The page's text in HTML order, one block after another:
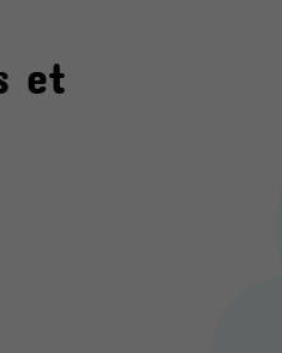
et